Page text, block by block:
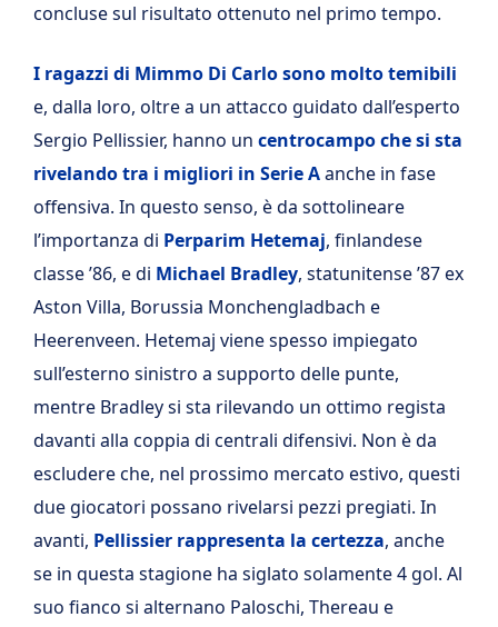
concluse sul risultato ottenuto nel primo tempo.
I ragazzi di Mimmo Di Carlo sono molto temibili
e, dalla loro, oltre a un attacco guidato dall’esperto
Sergio Pellissier, hanno un centrocampo che si sta
rivelando tra i migliori in Serie Aanche in fase
offensiva. In questo senso, è da sottolineare
l’importanza di Perparim Hetemaj, finlandese
classe ’86, e di Michael Bradley, statunitense ’87 ex
Aston Villa, Borussia Monchengladbach e
Heerenveen. Hetemaj viene spesso impiegato
sull’esterno sinistro a supporto delle punte,
mentre Bradley si sta rilevando un ottimo regista
davanti alla coppia di centrali difensivi. Non è da
escludere che, nel prossimo mercato estivo, questi
due giocatori possano rivelarsi pezzi pregiati. In
avanti, Pellissier rappresenta la certezza, anche
se in questa stagione ha siglato solamente 4 gol. Al
suo fianco si alternano Paloschi, Thereau e